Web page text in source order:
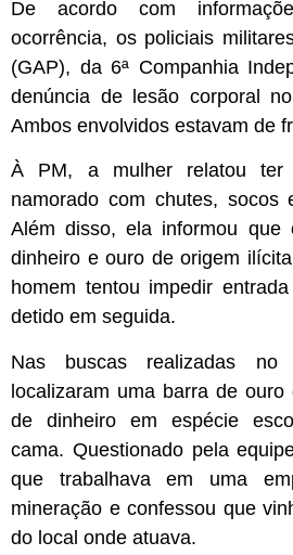
De acordo com
ocorrência, os policiais
(GAP), da 6ª Companhia
denúncia de lesão corporal
Ambos envolvidos estavam de
À PM, a mulher relatou ter
namorado com chutes, socos
Além disso, ela informou que
dinheiro e ouro de origem
homem tentou impedir
detido em seguida.
Nas buscas realizadas
localizaram uma barra de
de dinheiro em espécie
cama. Questionado pela
que trabalhava em uma
mineração e confessou que
do local onde atuava.